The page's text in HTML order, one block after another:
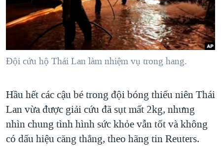
ĐỜI SỐNG
KINH TẾ
KHOA HỌC
SỨC KHOẺ
GIÁO DỤC
HÀNH TRÌNH BẦU CỬ 2024
MỘT NĂM CHIẾN TRANH TẠI DẢI GAZA
GIẢI MÃ VÀNH ĐAI & CON ĐƯỜNG
NGÀY TỊ NẠN THẾ GIỚI
GROUND ZERO – XƯA VÀ NAY
CHI PHÍ CHIẾN TRANH AFGHANISTAN
CÁC GIÁ TRỊ CỘNG HÒA Ở VIỆT NAM
THƯỢNG ĐỈNH TRUMP-KIM TẠI VIỆT NAM
NGHE
MẠNG XÃ HỘI
Đội cứu hộ Thái Lan làm nhiệm vụ trong hang.
Hầu hết các cậu bé trong đội bóng thiếu niên Thái
Lan vừa được giải cứu đã sụt mất 2kg, nhưng
nhìn chung tình hình sức khỏe vẫn tốt và không
có dấu hiệu căng thẳng, theo hãng tin Reuters.